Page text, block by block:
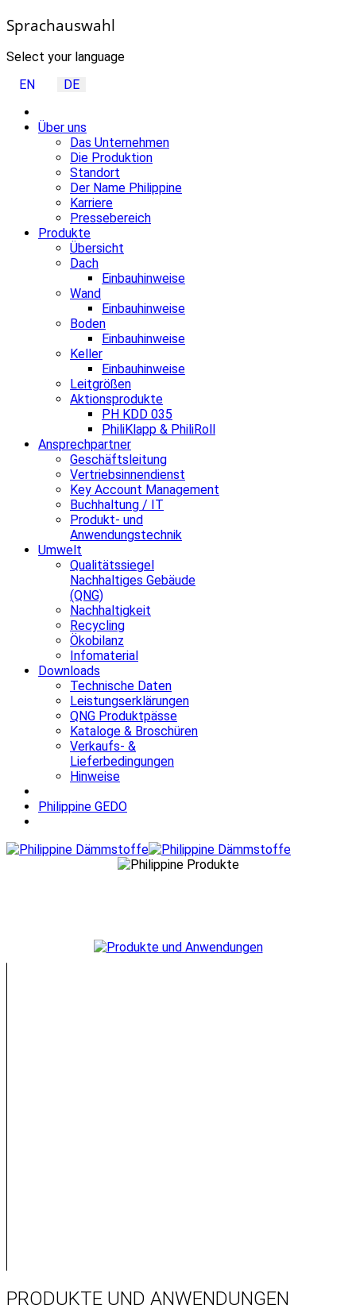
Sprachauswahl
Select your language
EN
DE
Über uns
Das Unternehmen
Die Produktion
Standort
Der Name Philippine
Karriere
Pressebereich
Produkte
Übersicht
Dach
Einbauhinweise
Wand
Einbauhinweise
Boden
Einbauhinweise
Keller
Einbauhinweise
Leitgrößen
Aktionsprodukte
PH KDD 035
PhiliKlapp & PhiliRoll
Ansprechpartner
Geschäftsleitung
Vertriebsinnendienst
Key Account Management
Buchhaltung / IT
Produkt- und
Anwendungstechnik
Umwelt
Qualitätssiegel
Nachhaltiges Gebäude
(QNG)
Nachhaltigkeit
Recycling
Ökobilanz
Infomaterial
Downloads
Technische Daten
Leistungserklärungen
QNG Produktpässe
Kataloge & Broschüren
Verkaufs- &
Lieferbedingungen
Hinweise
Philippine GEDO
PRODUKTE UND ANWENDUNGEN